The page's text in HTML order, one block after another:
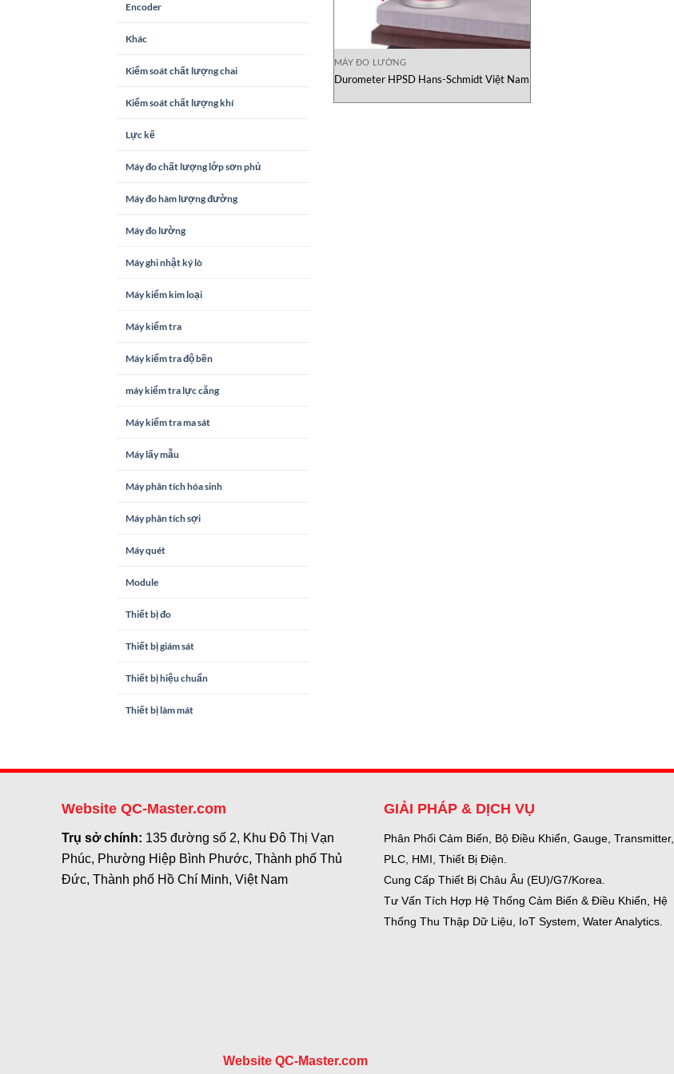
Encoder
Khác
Kiểm soát chất lượng chai
Kiểm soát chất lượng khí
Lực kế
Máy đo chất lượng lớp sơn phủ
Máy đo hàm lượng đường
Máy đo lường
Máy ghi nhật ký lò
Máy kiểm kim loại
Máy kiểm tra
Máy kiểm tra độ bền
máy kiểm tra lực căng
Máy kiểm tra ma sát
Máy lấy mẫu
Máy phân tích hóa sinh
Máy phân tích sợi
Máy quét
Module
Thiết bị đo
Thiết bị giám sát
Thiết bị hiệu chuẩn
Thiết bị làm mát
MÁY ĐO LƯỜNG
Durometer HPSD Hans-Schmidt Việt Nam
Website QC-Master.com
Trụ sở chính: 135 đường số 2, Khu Đô Thị Vạn
Phúc, Phường Hiệp Bình Phước, Thành phố Thủ
Đức, Thành phố Hồ Chí Minh, Việt Nam
GIẢI PHÁP & DỊCH VỤ
Phân Phối Cảm Biến, Bộ Điều Khiển, Gauge, Transmitter,
PLC, HMI, Thiết Bị Điện.
Cung Cấp Thiết Bị Châu Âu (EU)/G7/Korea.
Tư Vấn Tích Hợp Hệ Thống Cảm Biến & Điều Khiển, Hệ
Thống Thu Thập Dữ Liệu, IoT System, Water Analytics.
Website QC-Master.com